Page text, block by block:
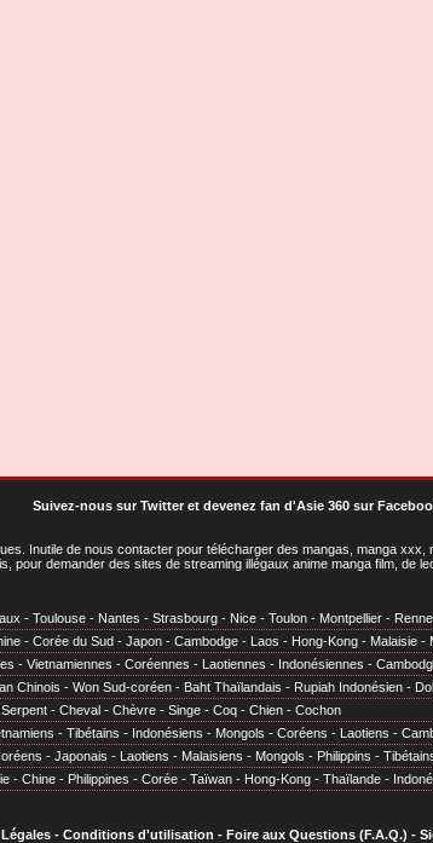
Suivez-nous sur Twitteret devenez fan d'Asie 360 sur
. Inutile de nous contacter pour télécharger des mangas, manga
pour demander des sites de streaming illégaux anime manga film, de
- Toulouse - Nantes - Strasbourg - Nice - Toulon - Montpellier -
- Corée du Sud - Japon - Cambodge - Laos - Hong-Kong - Malaisie -
- Vietnamiennes - Coréennes - Laotiennes - Indonésiennes -
Chinois - Won Sud-coréen - Baht Thaïlandais - Rupiah Indonésien -
Serpent - Cheval - Chèvre - Singe - Coq - Chien - Cochon
- Tibétains - Indonésiens - Mongols - Coréens - Laotiens -
- Japonais - Laotiens - Malaisiens - Mongols - Philippins -
- Chine - Philippines - Corée - Taïwan - Hong-Kong - Thaïlande -
- Conditions d'utilisation - Foire aux Questions (F.A.Q.) -